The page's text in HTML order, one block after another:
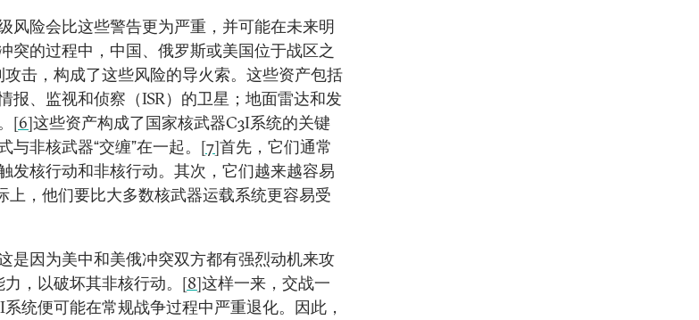
风险会比这些警告更为严重，并可能在未来明
突的过程中，中国、俄罗斯或美国位于战区之
击，构成了这些风险的导火索。这些资产包括
报、监视和侦察（ISR）的卫星；地面雷达和发
[6]这些资产构成了国家核武器C3I系统的关键
非核武器“交缠”在一起。 [7]首先，它们通常
发核行动和非核行动。其次，它们越来越容易
，他们要比大多数核武器运载系统更容易受
是因为美中和美俄冲突双方都有强烈动机来攻
，以破坏其非核行动。 [8]这样一来，交战一
统便可能在常规战争过程中严重退化。因此，